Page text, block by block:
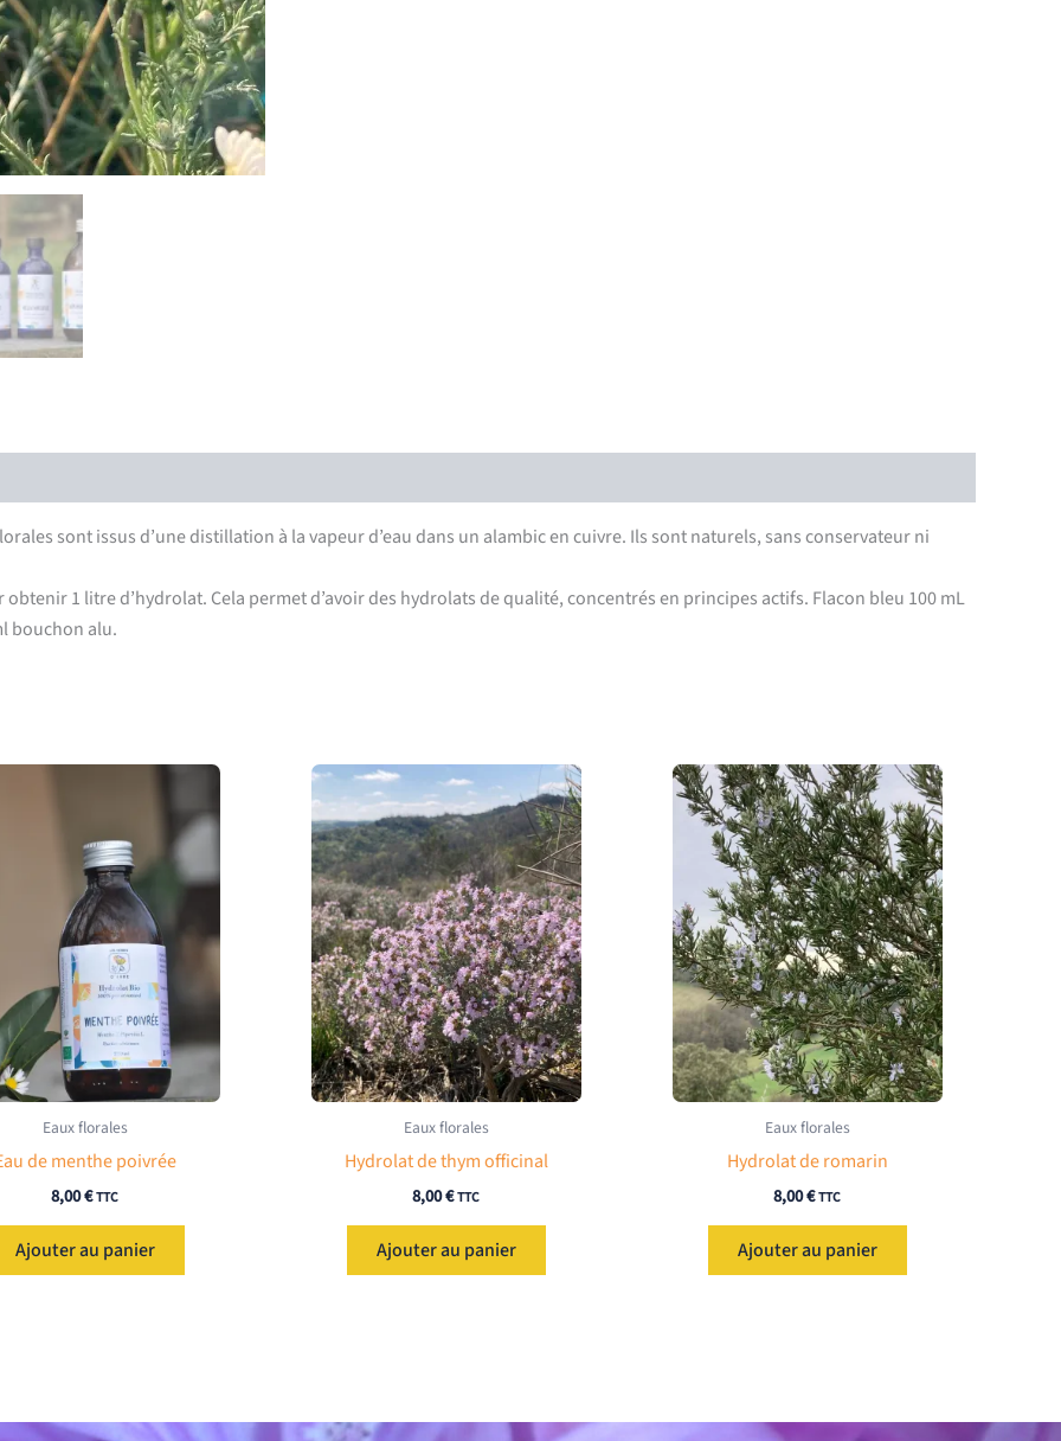
sont issus d’une distillation à la vapeur d’eau dans un alambic en cuivre. Ils sont naturels, sans conservateur ni
1 litre d’hydrolat. Cela permet d’avoir des hydrolats de qualité, concentrés en principes actifs. Flacon bleu 100 mL
bouchon alu.
Eaux florales
de menthe poivrée
8,00€TTC
Ajouter au panier
Eaux florales
Hydrolat de thym officinal
8,00€TTC
Ajouter au panier
Eaux florales
Hydrolat de romarin
8,00€TTC
Ajouter au panier